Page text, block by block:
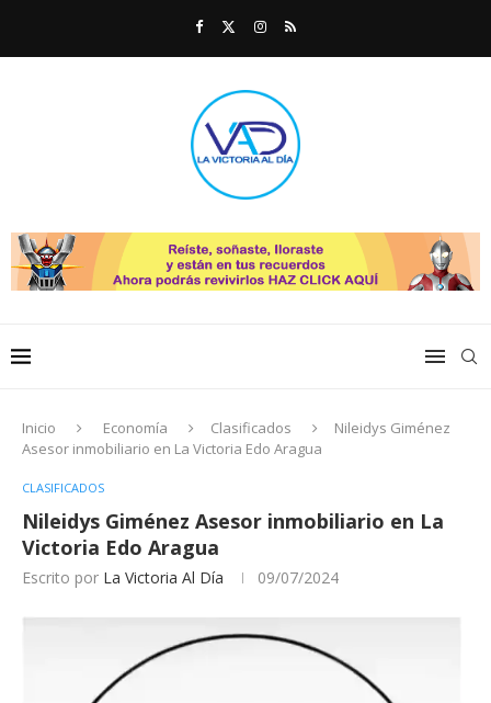
Inicio Economía Clasificados
Nileidys Giménez
Asesor inmobiliario en La Victoria Edo Aragua
CLASIFICADOS
Nileidys Giménez Asesor inmobiliario en La
Victoria Edo Aragua
Escrito por La Victoria Al Día 09/07/2024